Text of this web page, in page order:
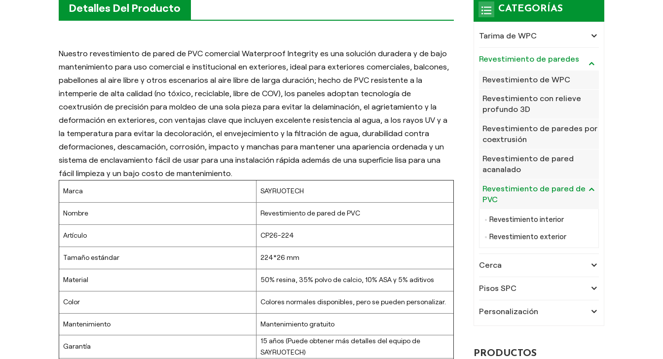
Detalles Del Producto
Nuestro revestimiento de pared de PVC comercial Waterproof Integrity es una solución duradera y de bajo
mantenimiento para uso comercial e institucional en exteriores, ideal para exteriores comerciales, balcones,
pabellones al aire libre y otros escenarios al aire libre de larga duración; hecho de PVC resistente a la
intemperie de alta calidad (no tóxico, reciclable, libre de COV), los paneles adoptan tecnología de
coextrusión de precisión para moldeo de una sola pieza para evitar la delaminación, el agrietamiento y la
deformación en exteriores, con ventajas clave que incluyen excelente resistencia al agua, a los rayos UV y a
la temperatura para evitar la decoloración, el envejecimiento y la filtración de agua, durabilidad contra
deformaciones, descamación, corrosión, impacto y manchas para mantener una apariencia ordenada y un
sistema de enclavamiento fácil de usar para una instalación rápida además de una superficie lisa para una
fácil limpieza y un bajo costo de mantenimiento.
Marca SAYRUOTECH
Nombre Revestimiento de pared de PVC
Artículo CP26-224
Tamaño estándar 224*26 mm
Material 50% resina, 35% polvo de calcio, 10% ASA y 5% aditivos
Color Colores normales disponibles, pero se pueden personalizar.
Mantenimiento Mantenimiento gratuito
Garantía
15 años (Puede obtener más detalles del equipo de
SAYRUOTECH)
CATEGORÍAS
Tarima de WPC
Revestimiento de paredes
Revestimiento de WPC
Revestimiento con relieve
profundo 3D
Revestimiento de paredes por
coextrusión
Revestimiento de pared
acanalado
Revestimiento de pared de
PVC
Revestimiento interior
Revestimiento exterior
Cerca
Pisos SPC
Personalización
PRODUCTOS